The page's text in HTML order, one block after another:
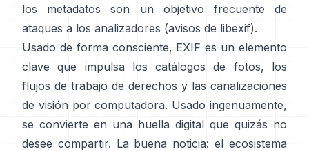
los metadatos son un objetivo frecuente de
ataques a los analizadores (avisos de libexif).
Usado de forma consciente, EXIF es un elemento
clave que impulsa los catálogos de fotos, los
flujos de trabajo de derechos y las canalizaciones
de visión por computadora. Usado ingenuamente,
se convierte en una huella digital que quizás no
desee compartir. La buena noticia: el ecosistema